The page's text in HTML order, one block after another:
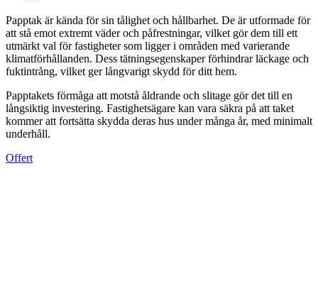
Papptak är kända för sin tålighet och hållbarhet. De är utformade för
att stå emot extremt väder och påfrestningar, vilket gör dem till ett
utmärkt val för fastigheter som ligger i områden med varierande
klimatförhållanden. Dess tätningsegenskaper förhindrar läckage och
fuktintrång, vilket ger långvarigt skydd för ditt hem.
Papptakets förmåga att motstå åldrande och slitage gör det till en
långsiktig investering. Fastighetsägare kan vara säkra på att taket
kommer att fortsätta skydda deras hus under många år, med minimalt
underhåll.
Offert